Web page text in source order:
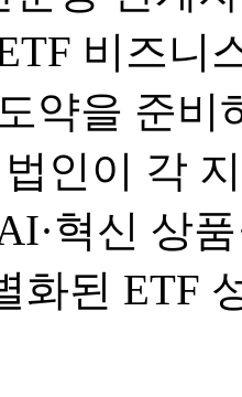
비즈니
약을 준비
인이 각
혁신 상
화된 ETF